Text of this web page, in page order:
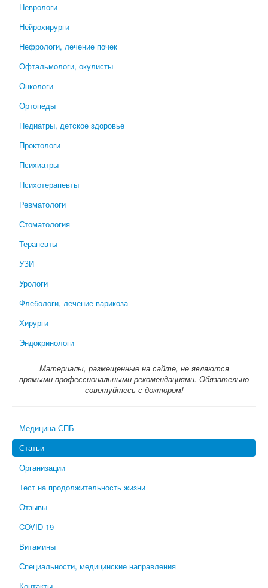
Неврологи
Нейрохирурги
Нефрологи, лечение почек
Офтальмологи, окулисты
Онкологи
Ортопеды
Педиатры, детское здоровье
Проктологи
Психиатры
Психотерапевты
Ревматологи
Стоматология
Терапевты
УЗИ
Урологи
Флебологи, лечение варикоза
Хирурги
Эндокринологи
Материалы, размещенные на сайте, не являются
прямыми профессиональными рекомендациями. Обязательно
советуйтесь с доктором!
Медицина-СПБ
Статьи
Организации
Тест на продолжительность жизни
Отзывы
COVID-19
Витамины
Специальности, медицинские направления